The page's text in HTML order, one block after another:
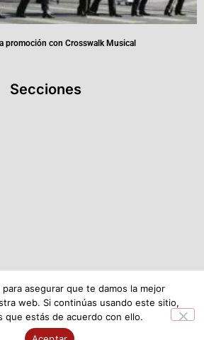
promoción con Crosswalk Musical
Secciones
asegurar que te damos la mejor
web. Si continúas usando este sitio,
que estás de acuerdo con ello.